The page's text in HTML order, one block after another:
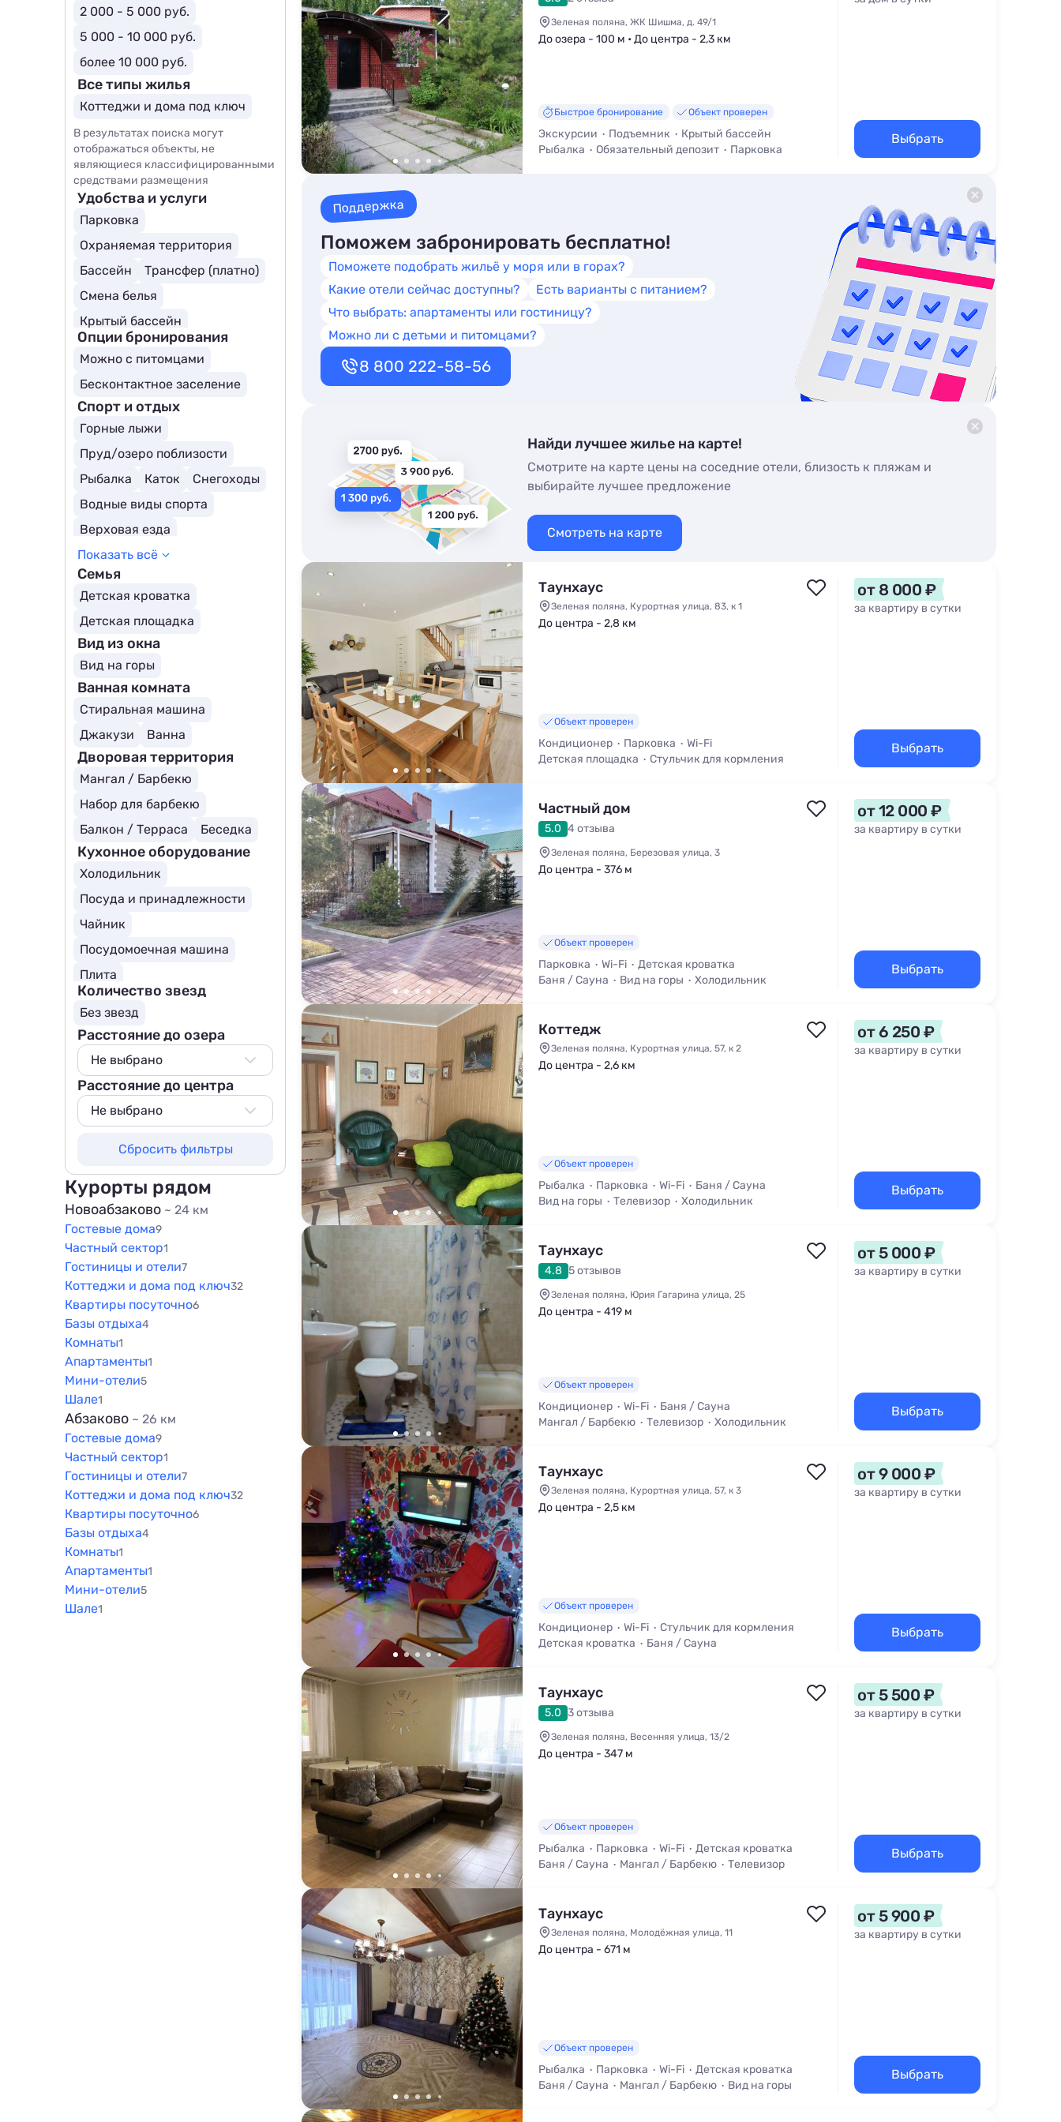
Зеленая поляна, ЖК Шишма, д. 49/1
До озера - 100 м • До центра - 2,3 км
Быстрое бронирование Объект проверен
Экскурсии Подъемник
Крытый бассейн
Рыбалка
Обязательный депозит
Парковка
Выбрать
Поддержка
Поможем забронировать бесплатно!
Поможете подобрать жильё у моря или в горах?
Какие отели сейчас доступны?
Есть варианты с питанием?
Что выбрать: апартаменты или гостиницу?
Можно ли с детьми и питомцами?
8 800 222-58-56
Найди лучшее жилье на карте!
Смотрите на карте цены на соседние отели, близость к пляжам и
выбирайте лучшее предложение
Смотреть на карте
Таунхаус
Зеленая поляна, Курортная улица, 83, к 1
До центра - 2,8 км
Объект проверен
Кондиционер Парковка
Wi-Fi
Детская площадка
Стульчик для кормления
от 8 000 ₽
за квартиру в сутки
Выбрать
Частный дом
5.0 4 отзыва
Зеленая поляна, Березовая улица, 3
До центра - 376 м
Объект проверен
Парковка Wi-Fi
Детская кроватка
Баня / Сауна
Вид на горы
Холодильник
от 12 000 ₽
за квартиру в сутки
Выбрать
Коттедж
Зеленая поляна, Курортная улица, 57, к 2
До центра - 2,6 км
Объект проверен
Рыбалка Парковка Wi-Fi
Баня / Сауна
Вид на горы
Телевизор Холодильник
от 6 250 ₽
за квартиру в сутки
Выбрать
Таунхаус
4.8 5 отзывов
Зеленая поляна, Юрия Гагарина улица, 25
До центра - 419 м
Объект проверен
Кондиционер Wi-Fi
Баня / Сауна
Мангал / Барбекю
Телевизор
Холодильник
от 5 000 ₽
за квартиру в сутки
Выбрать
Таунхаус
Зеленая поляна, Курортная улица, 57, к 3
До центра - 2,5 км
Объект проверен
Кондиционер Wi-Fi
Стульчик для кормления
Детская кроватка
Баня / Сауна
от 9 000 ₽
за квартиру в сутки
Выбрать
Таунхаус
5.0 3 отзыва
Зеленая поляна, Весенняя улица, 13/2
До центра - 347 м
Объект проверен
Рыбалка Парковка Wi-Fi
Детская кроватка
Баня / Сауна
Мангал / Барбекю Телевизор
от 5 500 ₽
за квартиру в сутки
Выбрать
Таунхаус
Зеленая поляна, Молодёжная улица, 11
До центра - 671 м
Объект проверен
Рыбалка Парковка Wi-Fi
Детская кроватка
Баня / Сауна
Мангал / Барбекю Вид на горы
от 5 900 ₽
за квартиру в сутки
Выбрать
2 000 - 5 000 руб.
5 000 - 10 000 руб.
более 10 000 руб.
Все типы жилья
Коттеджи и дома под ключ
В результатах поиска могут
отображаться объекты, не
являющиеся классифицированными
средствами размещения
Удобства и услуги
Парковка
Охраняемая территория
Бассейн
Трансфер (платно)
Смена белья
Крытый бассейн
Опции бронирования
Можно с питомцами
Бесконтактное заселение
Спорт и отдых
Горные лыжи
Пруд/озеро поблизости
Рыбалка
Каток
Снегоходы
Водные виды спорта
Верховая езда
Теннисный корт
Охота
Аквапарк
Тренажерный зал
Показать всё
Семья
Детская кроватка
Детская площадка
Вид из окна
Вид на горы
Ванная комната
Стиральная машина
Джакузи
Ванна
Дворовая территория
Мангал / Барбекю
Набор для барбекю
Балкон / Терраса
Беседка
Кухонное оборудование
Холодильник
Посуда и принадлежности
Чайник
Посудомоечная машина
Плита
Количество звезд
Без звезд
Расстояние до озера
Не выбрано
Не выбрано
100 м
500 м
800 м
1000 м
1500 м
Расстояние до центра
Не выбрано
800 м
1000 м
1500 м
Сбросить фильтры
Курорты рядом
Новоабзаково ~ 24 км
Гостевые дома9
Частный сектор1
Гостиницы и отели7
Коттеджи и дома под ключ32
Квартиры посуточно6
Базы отдыха4
Комнаты1
Апартаменты1
Мини-отели5
Шале1
Абзаково ~ 26 км
Гостевые дома9
Частный сектор1
Гостиницы и отели7
Коттеджи и дома под ключ32
Квартиры посуточно6
Базы отдыха4
Комнаты1
Апартаменты1
Мини-отели5
Шале1